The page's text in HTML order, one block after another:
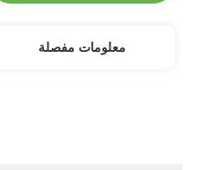
معلومات مفصلة